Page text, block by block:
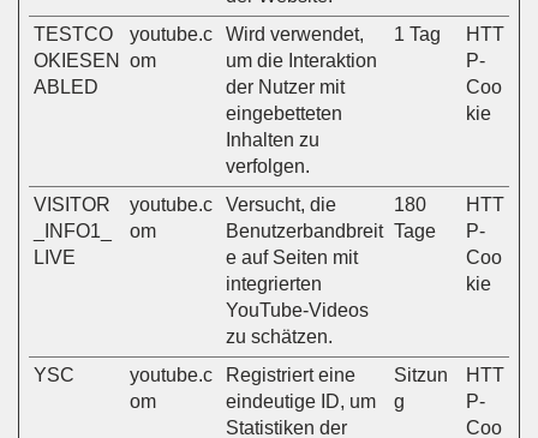
TESTCO
OKIESEN
ABLED
youtube.c
om
Wird verwendet,
um die Interaktion
der Nutzer mit
eingebetteten
Inhalten zu
verfolgen.
1 Tag
HTT
P-
Coo
kie
VISITOR
_INFO1_
LIVE
youtube.c
om
Versucht, die
Benutzerbandbreit
e auf Seiten mit
integrierten
YouTube-Videos
zu schätzen.
180
Tage
HTT
P-
Coo
kie
YSC
youtube.c
om
Registriert eine
eindeutige ID, um
Statistiken der
Sitzun
g
HTT
P-
Coo